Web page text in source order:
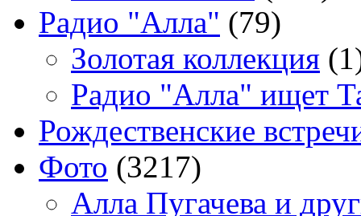
Радио "Алла" (79)
Золотая коллекция
Радио "Алла" ищет
Рождественские
Фото (3217)
Алла Пугачева и